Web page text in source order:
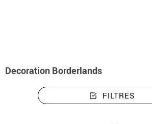
Decoration Borderlands
FILTRES